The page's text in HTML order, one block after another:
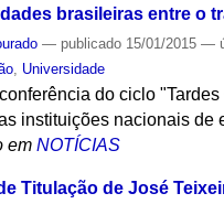
brasileiras entre o
— publicado 15/01/2015—
, Universidade
do ciclo
instituições nacionais de
em NOTÍCIAS
Titulação de José